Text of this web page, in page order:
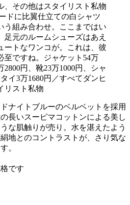
ドに比翼仕立ての白シャツ
う組み合わせ。ここまではい
足元のルームシューズはあえ
ートなワンコが。これは、彼
至ですね。ジャケット54万
2800円、靴23万1000円、シャ
イ3万1680円／すべてダンヒ
リスト私物
ナイトブルーのベルベットを採用
長いスーピマコットンによる美し
な肌触りが売り。水を湛えたよう
地とのコントラストが、さり気な
。
です